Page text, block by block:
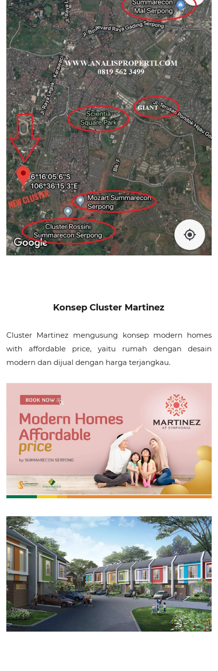
Konsep Cluster Martinez
Cluster Martinez mengusung konsep modern homes
with affordable price, yaitu rumah dengan desain
modern dan dijual dengan harga terjangkau.